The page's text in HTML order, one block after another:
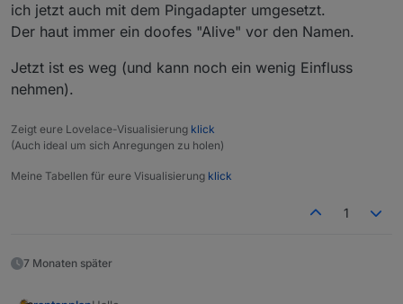
ich jetzt auch mit dem Pingadapter umgesetzt.
Der haut immer ein doofes "Alive" vor den Namen.
Jetzt ist es weg (und kann noch ein wenig Einfluss
nehmen).
Zeigt eure Lovelace-Visualisierung klick
(Auch ideal um sich Anregungen zu holen)
Meine Tabellen für eure Visualisierung klick
1
7 Monaten später